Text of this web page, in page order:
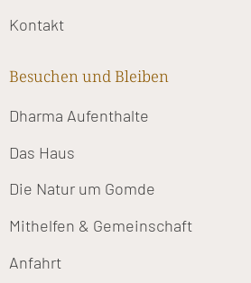
Kontakt
Besuchen und Bleiben
Dharma Aufenthalte
Das Haus
Die Natur um Gomde
Mithelfen & Gemeinschaft
Anfahrt